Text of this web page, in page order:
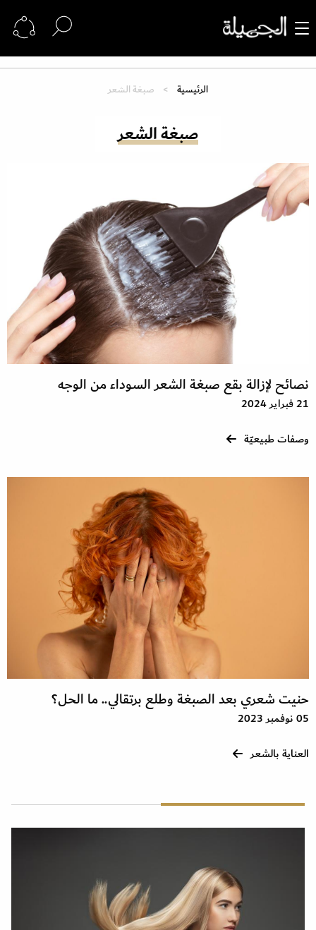
الرئيسية صبغة الشعر
صبغة الشعر
نصائح لإزالة بقع صبغة الشعر السوداء من الوجه
21 فبراير 2024
وصفات طبيعيّة
حنيت شعري بعد الصبغة وطلع برتقالي.. ما الحل؟
05 نوفمبر 2023
العناية بالشعر